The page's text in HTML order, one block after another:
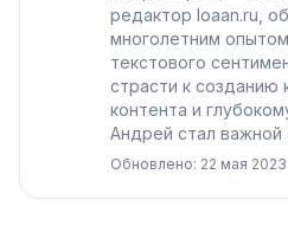
редактор loaan.ru,
многолетним
текстового
страсти к созданию
контента и
Андрей стал важной
Обновлено: 22 мая 2023